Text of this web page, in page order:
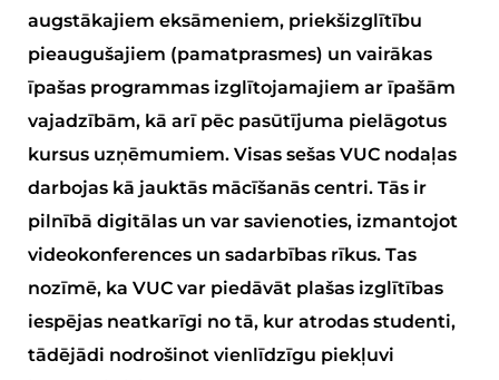
augstākajiem eksāmeniem, priekšizglītību
pieaugušajiem (pamatprasmes) un vairākas
īpašas programmas izglītojamajiem ar īpašām
vajadzībām, kā arī pēc pasūtījuma pielāgotus
kursus uzņēmumiem. Visas sešas VUC nodaļas
darbojas kā jauktās mācīšanās centri. Tās ir
pilnībā digitālas un var savienoties, izmantojot
videokonferences un sadarbības rīkus. Tas
nozīmē, ka VUC var piedāvāt plašas izglītības
iespējas neatkarīgi no tā, kur atrodas studenti,
tādējādi nodrošinot vienlīdzīgu piekļuvi